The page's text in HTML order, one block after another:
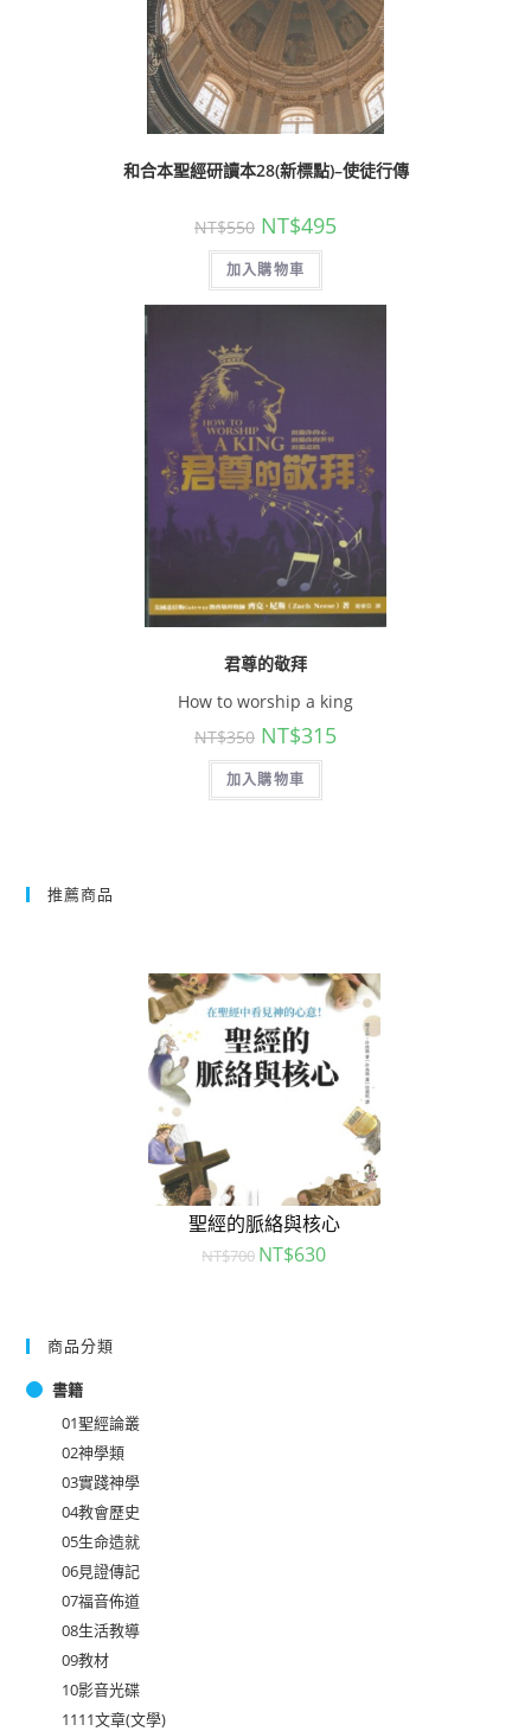
和合本聖經研讀本28(新標點)–使徒行傳
NT$550 NT$495
加入購物車
君尊的敬拜
How to worship a king
NT$350 NT$315
加入購物車
推薦商品
聖經的脈絡與核心
NT$700 NT$630
商品分類
書籍
01聖經論叢
02神學類
03實踐神學
04教會歷史
05生命造就
06見證傳記
07福音佈道
08生活教導
09教材
10影音光碟
1111文章(文學)